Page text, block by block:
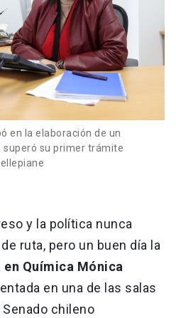
en la elaboración de un
superó su primer trámite
y la política nunca
ruta, pero un buen día la
Química Mónica
en una de las salas
chileno